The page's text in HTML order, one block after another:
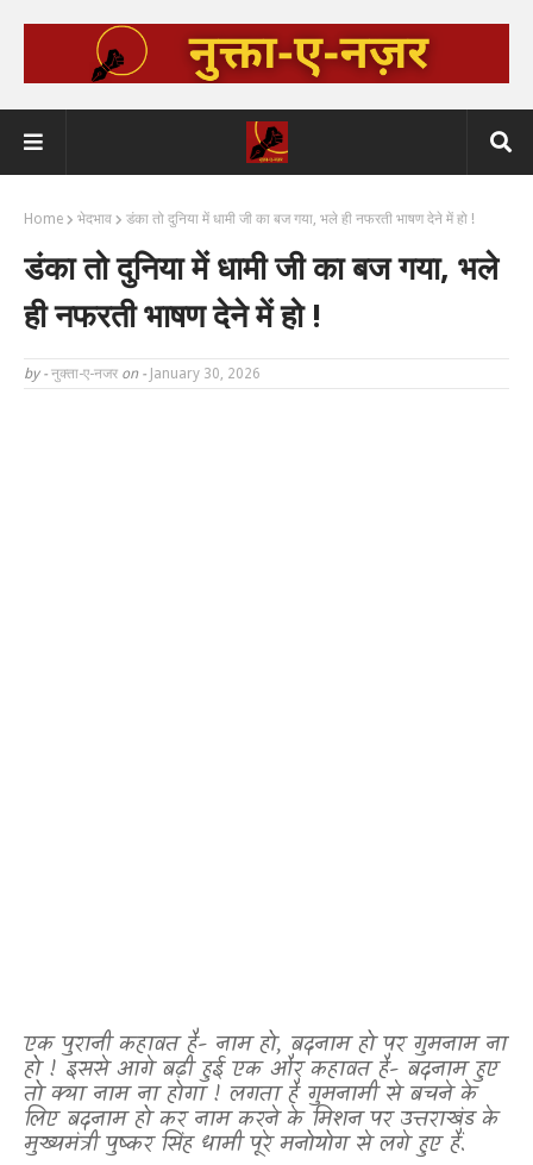
Home भेदभाव डंका तो दुनिया में धामी जी का बज गया, भले ही नफरती भाषण देने में हो !
डंका तो दुनिया में धामी जी का बज गया, भले
ही नफरती भाषण देने में हो !
by - नुक्ता-ए-नजर on - January 30, 2026
एक पुरानी कहावत है- नाम हो,बदनाम हो पर गुमनाम ना
हो ! इससे आगे बढ़ी हुई एक और कहावत है- बदनाम हुए
तो क्या नाम ना होगा ! लगता है गुमनामी से बचने के
लिए बदनाम हो कर नाम करने के मिशन पर उत्तराखंड के
मुख्यमंत्री पुष्कर सिंह धामी पूरे मनोयोग से लगे हुए हैं.